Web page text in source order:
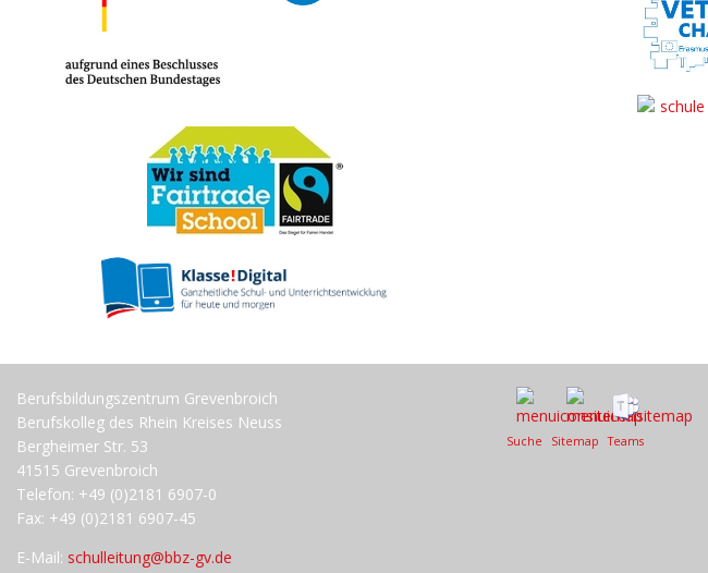
Berufsbildungszentrum Grevenbroich
Berufskolleg des Rhein Kreises Neuss
Bergheimer Str. 53
41515 Grevenbroich
Telefon: +49 (0)2181 6907-0
Fax: +49 (0)2181 6907-45
E-Mail: schulleitung@bbz-gv.de
Suche Sitemap Teams